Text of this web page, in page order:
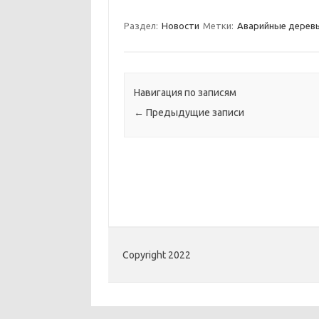
Раздел: Новости Метки: Аварийные
Навигация по записям
← Предыдущие записи
Copyright 2022